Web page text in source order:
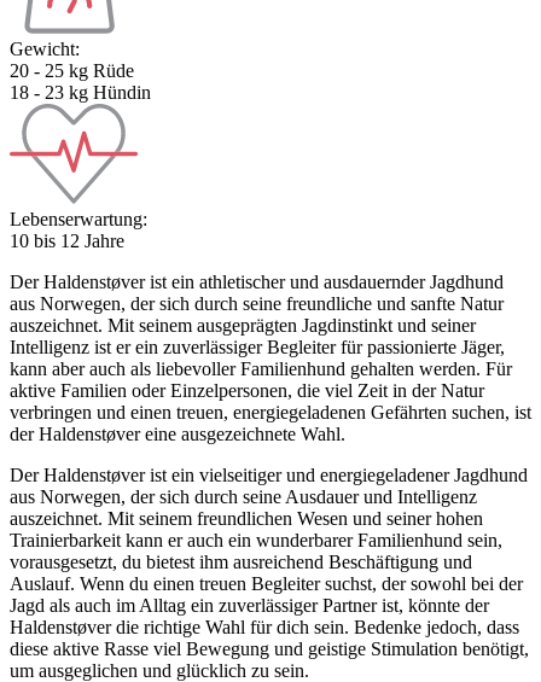
Gewicht:
20 - 25 kg Rüde
18 - 23 kg Hündin
Lebenserwartung:
10 bis 12 Jahre
Der Haldenstøver ist ein athletischer und ausdauernder Jagdhund
aus Norwegen, der sich durch seine freundliche und sanfte Natur
auszeichnet. Mit seinem ausgeprägten Jagdinstinkt und seiner
Intelligenz ist er ein zuverlässiger Begleiter für passionierte Jäger,
kann aber auch als liebevoller Familienhund gehalten werden. Für
aktive Familien oder Einzelpersonen, die viel Zeit in der Natur
verbringen und einen treuen, energiegeladenen Gefährten suchen, ist
der Haldenstøver eine ausgezeichnete Wahl.
Der Haldenstøver ist ein vielseitiger und energiegeladener Jagdhund
aus Norwegen, der sich durch seine Ausdauer und Intelligenz
auszeichnet. Mit seinem freundlichen Wesen und seiner hohen
Trainierbarkeit kann er auch ein wunderbarer Familienhund sein,
vorausgesetzt, du bietest ihm ausreichend Beschäftigung und
Auslauf. Wenn du einen treuen Begleiter suchst, der sowohl bei der
Jagd als auch im Alltag ein zuverlässiger Partner ist, könnte der
Haldenstøver die richtige Wahl für dich sein. Bedenke jedoch, dass
diese aktive Rasse viel Bewegung und geistige Stimulation benötigt,
um ausgeglichen und glücklich zu sein.